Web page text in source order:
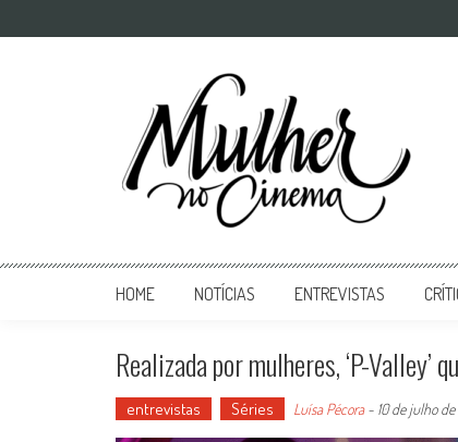
Mulher no Cinema
HOME NOTÍCIAS ENTREVISTAS
Realizada por mulheres, ‘P-
entrevistas Séries Luísa Pécora- 10 de julho